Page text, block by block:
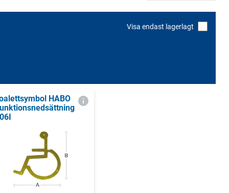
Visa endast lagerlagt
HABO